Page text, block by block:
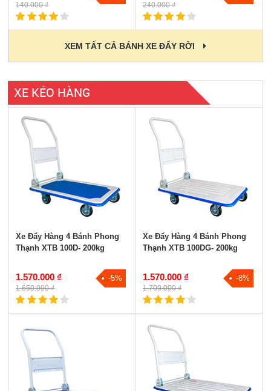
140.000 ₫ 240.000 ₫
XEM TẤT CẢ BÁNH XE ĐẨY RỜI
XE KÉO HÀNG
XE KÉO HÀNG GẤP GỌN
XE KÉO HÀNG 4 BÁNH
XE KÉO HÀNG 2 BÁNH
Xe Đẩy Hàng 4 Bánh Phong
Thạnh XTB 100D- 200kg
1.570.000 ₫
1.650.000 ₫
-5%
Xe Đẩy Hàng 4 Bánh Phong
Thạnh XTB 100DG- 200kg
1.570.000 ₫
1.700.000 ₫
-8%